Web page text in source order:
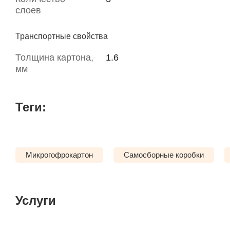
слоев
Транспортные свойства
Толщина картона,
мм
1.6
Теги:
Микрогофрокартон Самосборные коробки
Услуги